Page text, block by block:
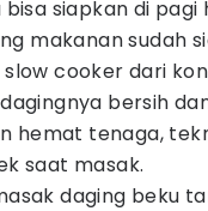
bisa siapkan di pagi
makanan sudah
cooker dari
bersih
hemat tenaga,
saat masak.
daging beku